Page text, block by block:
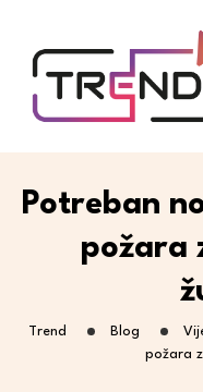
Potreban
požara
Trend Blog
požara